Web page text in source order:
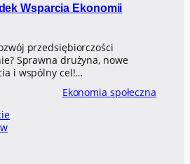
Wsparcia Ekonomii
przedsiębiorczości
Sprawna drużyna, nowe
i wspólny cel!…
Ekonomia społeczna